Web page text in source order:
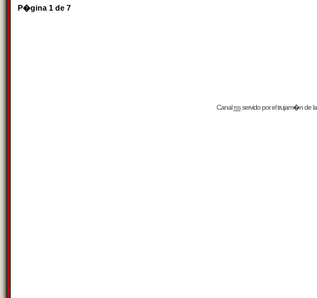
P�gina 1 de 7
Canalrssservido por eltrujam�nde